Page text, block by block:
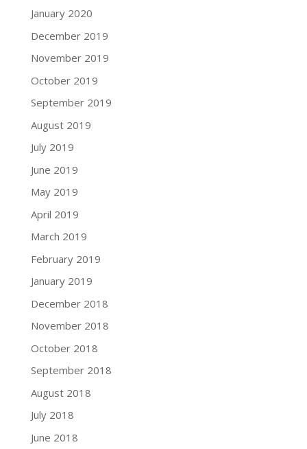
January 2020
December 2019
November 2019
October 2019
September 2019
August 2019
July 2019
June 2019
May 2019
April 2019
March 2019
February 2019
January 2019
December 2018
November 2018
October 2018
September 2018
August 2018
July 2018
June 2018